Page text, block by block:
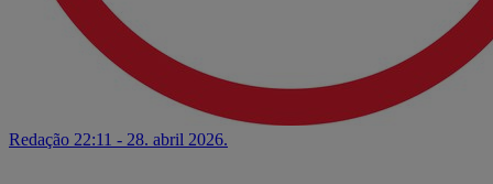
Redação 22:11 - 28. abril 2026.